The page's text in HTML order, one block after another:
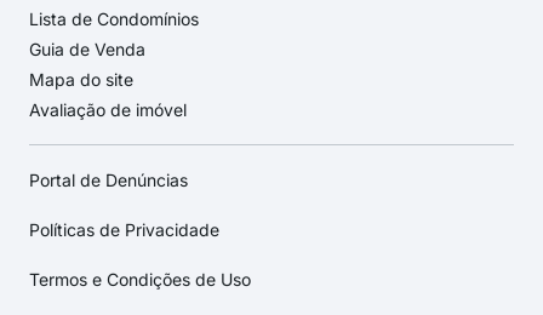
Lista de Condomínios
Guia de Venda
Mapa do site
Avaliação de imóvel
Portal de Denúncias
Políticas de Privacidade
Termos e Condições de Uso